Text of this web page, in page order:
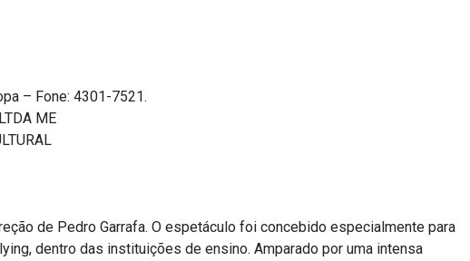
– Fone: 4301-7521.
ME
de Pedro Garrafa. O espetáculo foi concebido especialmente para
dentro das instituições de ensino. Amparado por uma intensa